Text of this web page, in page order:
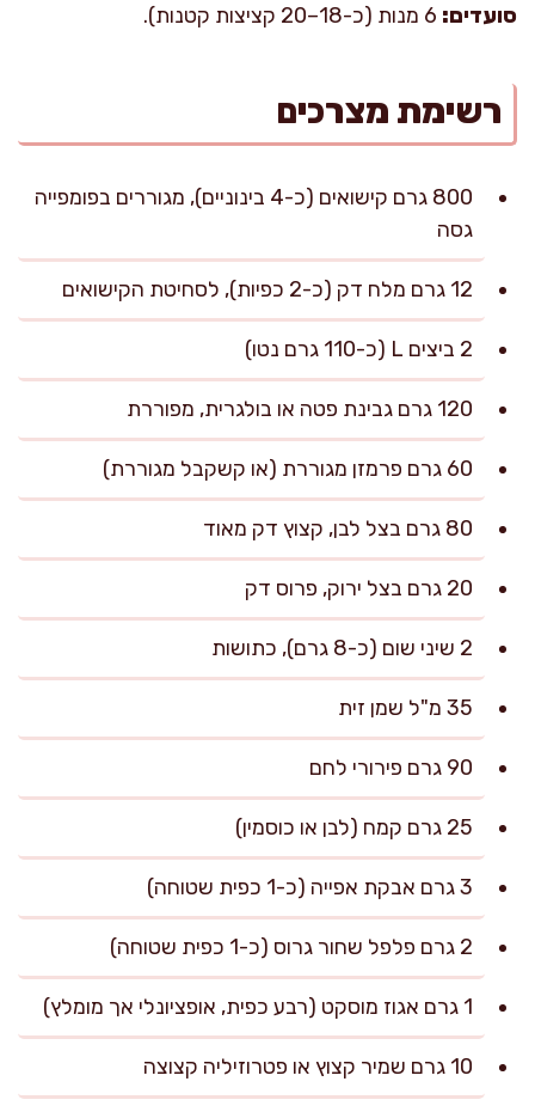
סועדים:
רשימת מצרכים
800 גרם קישואים (כ-4 בינוניים), מגוררים בפומפייה
גסה
12 גרם מלח דק (כ-2 כפיות), לסחיטת הקישואים
2 ביצים L (כ-110 גרם נטו)
120 גרם גבינת פטה או בולגרית, מפוררת
60 גרם פרמזן מגוררת (או קשקבל מגוררת)
80 גרם בצל לבן, קצוץ דק מאוד
20 גרם בצל ירוק, פרוס דק
2 שיני שום (כ-8 גרם), כתושות
35 מ"ל שמן זית
90 גרם פירורי לחם
25 גרם קמח (לבן או כוסמין)
3 גרם אבקת אפייה (כ-1 כפית שטוחה)
2 גרם פלפל שחור גרוס (כ-1 כפית שטוחה)
1 גרם אגוז מוסקט (רבע כפית, אופציונלי אך מומלץ)
10 גרם שמיר קצוץ או פטרוזיליה קצוצה